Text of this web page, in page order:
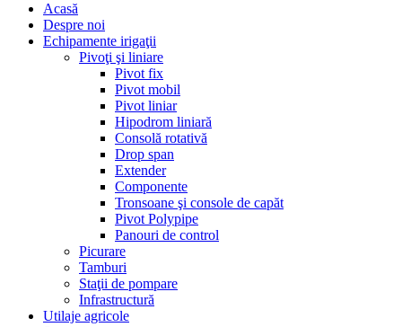
Acasă
Despre noi
Echipamente irigaţii
Pivoţi şi liniare
Pivot fix
Pivot mobil
Pivot liniar
Hipodrom liniară
Consolă rotativă
Drop span
Extender
Componente
Tronsoane şi console de capăt
Pivot Polypipe
Panouri de control
Picurare
Tamburi
Staţii de pompare
Infrastructură
Utilaje agricole